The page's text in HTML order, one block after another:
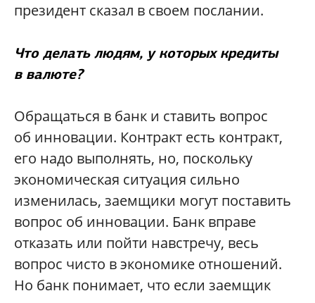
президент сказал в своем послании.
Что делать людям, у которых кредиты
в валюте?
Обращаться в банк и ставить вопрос
об инновации. Контракт есть контракт,
его надо выполнять, но, поскольку
экономическая ситуация сильно
изменилась, заемщики могут поставить
вопрос об инновации. Банк вправе
отказать или пойти навстречу, весь
вопрос чисто в экономике отношений.
Но банк понимает, что если заемщик